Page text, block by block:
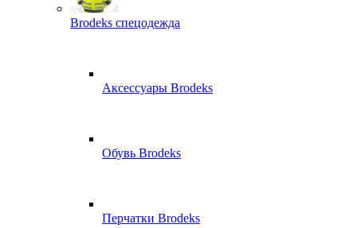
Brodeks спецодежда
Аксессуары Brodeks
Обувь Brodeks
Перчатки Brodeks